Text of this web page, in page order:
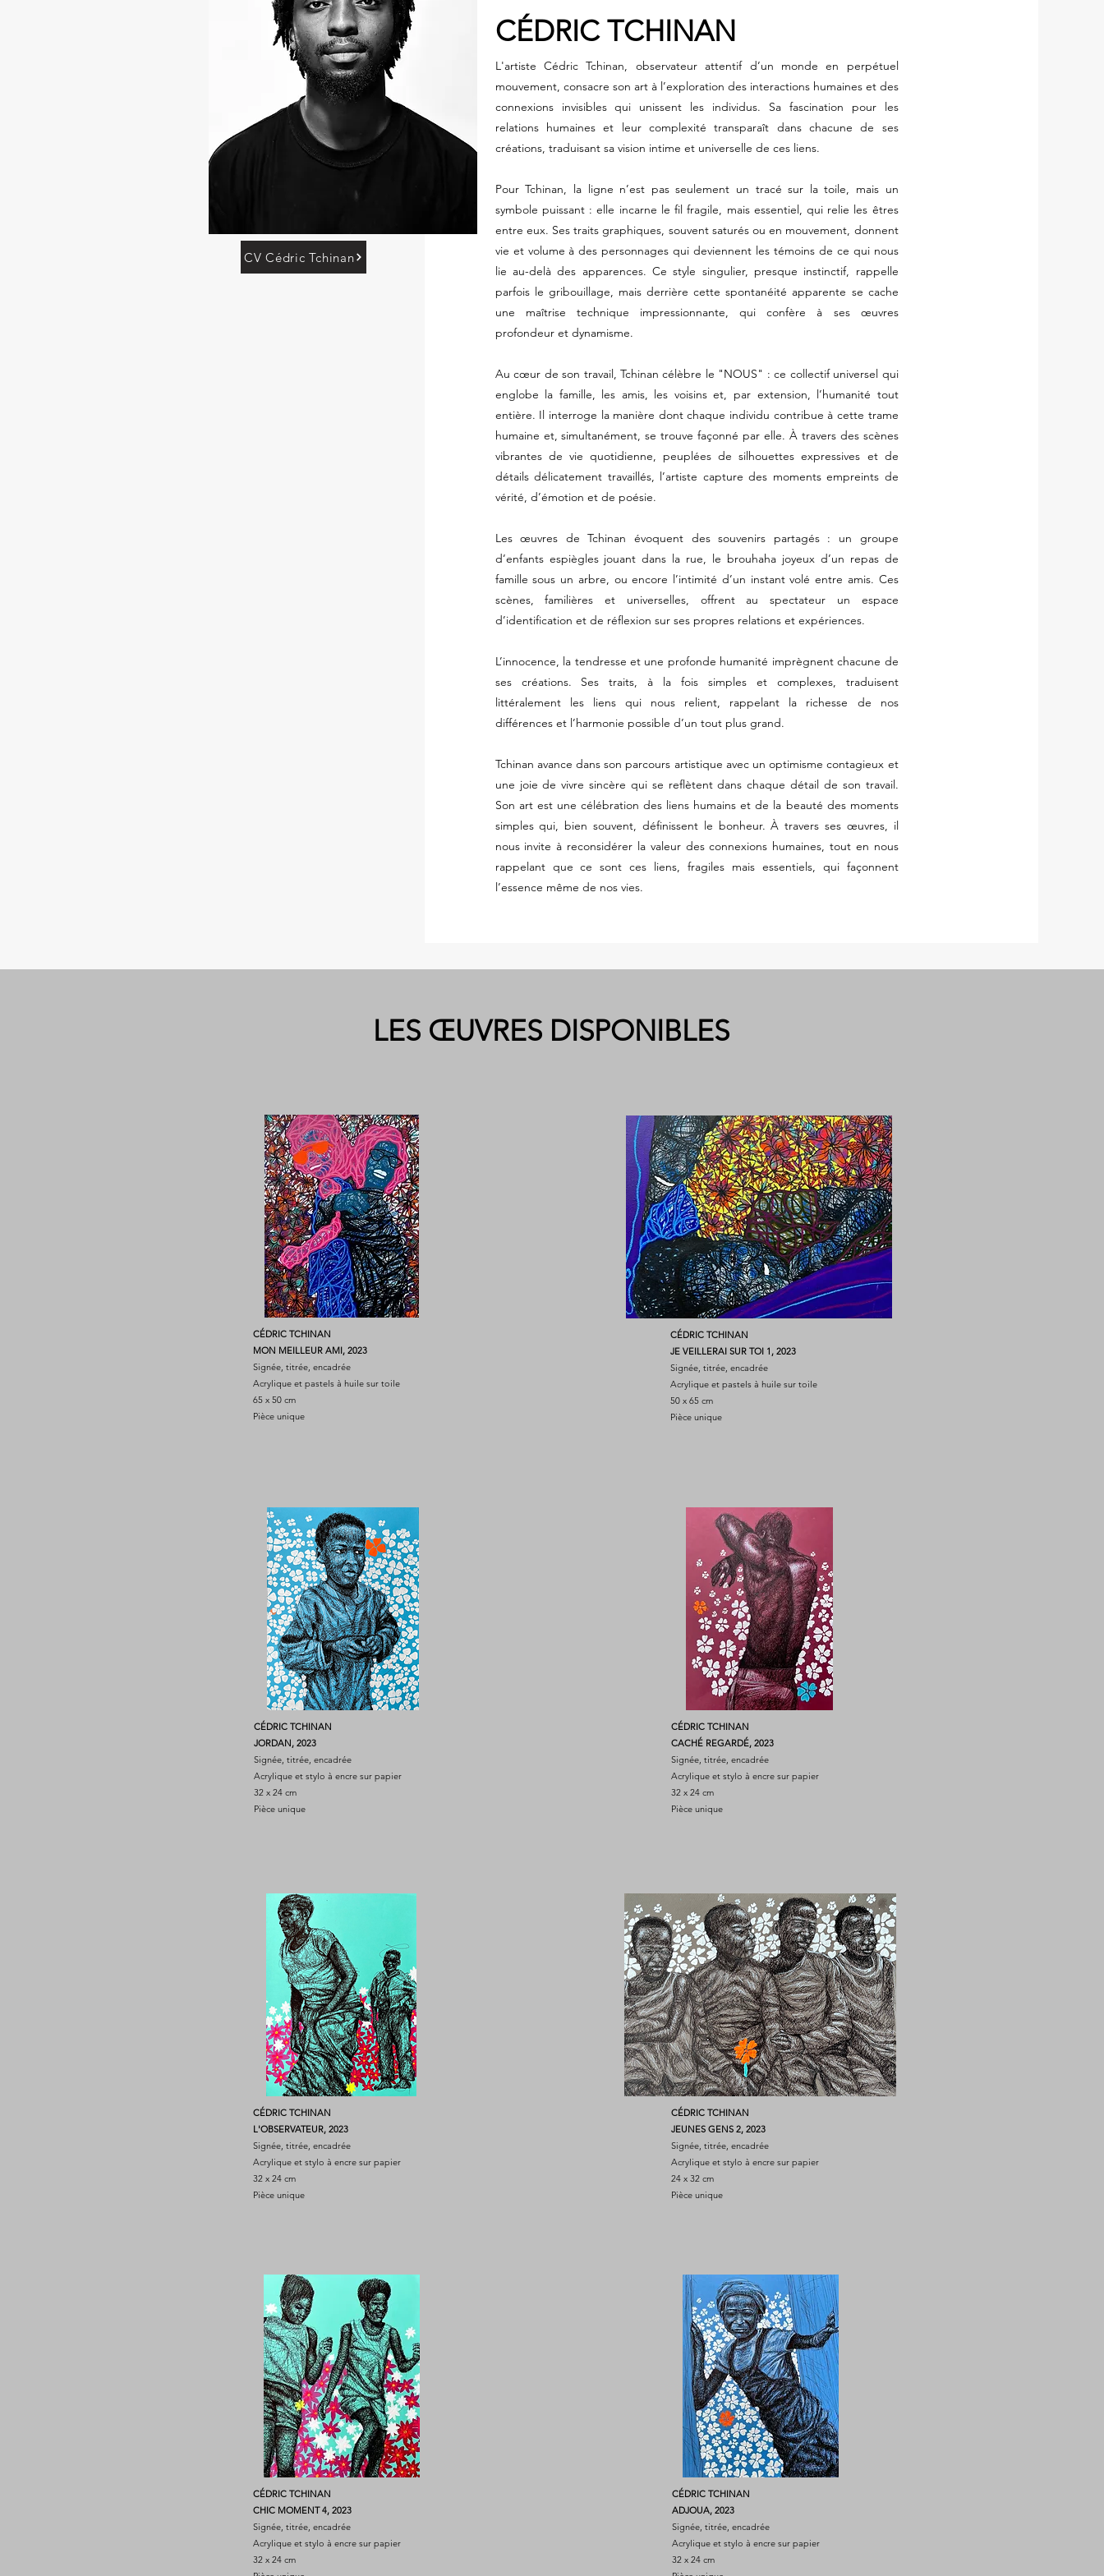
CV Cédric Tchinan
CÉDRIC TCHINAN
L'artiste Cédric Tchinan, observateur attentif d’un monde en perpétuel
mouvement, consacre son art à l’exploration des interactions humaines et des
connexions invisibles qui unissent les individus. Sa fascination pour les
relations humaines et leur complexité transparaît dans chacune de ses
créations, traduisant sa vision intime et universelle de ces liens.
Pour Tchinan, la ligne n’est pas seulement un tracé sur la toile, mais un
symbole puissant : elle incarne le fil fragile, mais essentiel, qui relie les êtres
entre eux. Ses traits graphiques, souvent saturés ou en mouvement, donnent
vie et volume à des personnages qui deviennent les témoins de ce qui nous
lie au-delà des apparences. Ce style singulier, presque instinctif, rappelle
parfois le gribouillage, mais derrière cette spontanéité apparente se cache
une maîtrise technique impressionnante, qui confère à ses œuvres
profondeur et dynamisme.
Au cœur de son travail, Tchinan célèbre le "NOUS" : ce collectif universel qui
englobe la famille, les amis, les voisins et, par extension, l’humanité tout
entière. Il interroge la manière dont chaque individu contribue à cette trame
humaine et, simultanément, se trouve façonné par elle. À travers des scènes
vibrantes de vie quotidienne, peuplées de silhouettes expressives et de
détails délicatement travaillés, l’artiste capture des moments empreints de
vérité, d’émotion et de poésie.
Les œuvres de Tchinan évoquent des souvenirs partagés : un groupe
d’enfants espiègles jouant dans la rue, le brouhaha joyeux d’un repas de
famille sous un arbre, ou encore l’intimité d’un instant volé entre amis. Ces
scènes, familières et universelles, offrent au spectateur un espace
d’identification et de réflexion sur ses propres relations et expériences.
L’innocence, la tendresse et une profonde humanité imprègnent chacune de
ses créations. Ses traits, à la fois simples et complexes, traduisent
littéralement les liens qui nous relient, rappelant la richesse de nos
différences et l’harmonie possible d’un tout plus grand.
Tchinan avance dans son parcours artistique avec un optimisme contagieux et
une joie de vivre sincère qui se reflètent dans chaque détail de son travail.
Son art est une célébration des liens humains et de la beauté des moments
simples qui, bien souvent, définissent le bonheur. À travers ses œuvres, il
nous invite à reconsidérer la valeur des connexions humaines, tout en nous
rappelant que ce sont ces liens, fragiles mais essentiels, qui façonnent
l’essence même de nos vies.
LES ŒUVRES DISPONIBLES
CÉDRIC TCHINAN
MON MEILLEUR AMI, 2023
Signée, titrée, encadrée
Acrylique et pastels à huile sur toile
65 x 50 cm
Pièce unique
CÉDRIC TCHINAN
JORDAN, 2023
Signée, titrée, encadrée
Acrylique et stylo à encre sur papier
32 x 24 cm
Pièce unique
CÉDRIC TCHINAN
L'OBSERVATEUR, 2023
Signée, titrée, encadrée
Acrylique et stylo à encre sur papier
32 x 24 cm
Pièce unique
CÉDRIC TCHINAN
CHIC MOMENT 4, 2023
Signée, titrée, encadrée
Acrylique et stylo à encre sur papier
32 x 24 cm
CÉDRIC TCHINAN
JE VEILLERAI SUR TOI 1, 2023
Signée, titrée, encadrée
Acrylique et pastels à huile sur toile
50 x 65 cm
Pièce unique
CÉDRIC TCHINAN
CACHÉ REGARDÉ, 2023
Signée, titrée, encadrée
Acrylique et stylo à encre sur papier
32 x 24 cm
Pièce unique
CÉDRIC TCHINAN
JEUNES GENS 2, 2023
Signée, titrée, encadrée
Acrylique et stylo à encre sur papier
24 x 32 cm
Pièce unique
CÉDRIC TCHINAN
ADJOUA, 2023
Signée, titrée, encadrée
Acrylique et stylo à encre sur papier
32 x 24 cm